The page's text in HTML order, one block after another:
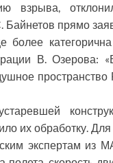
взрыва,
Байнетов прямо
В. Озерова:
пространство
их обработку. Для
экспертам из